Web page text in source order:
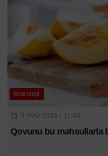
Maraqlı
9 AVQ 2026 | 11:40
Qovunu bu məhsullarla